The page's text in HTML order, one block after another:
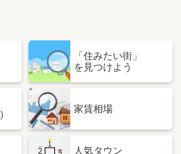
「住みたい街」
を見つけよう
家賃相場
人気タウン